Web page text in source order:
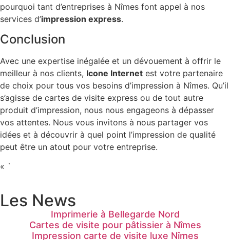
pourquoi tant d’entreprises à Nîmes font appel à nos
services d’impression express.
Conclusion
Avec une expertise inégalée et un dévouement à offrir le
meilleur à nos clients, Icone Internet est votre partenaire
de choix pour tous vos besoins d’impression à Nîmes. Qu’il
s’agisse de cartes de visite express ou de tout autre
produit d’impression, nous nous engageons à dépasser
vos attentes. Nous vous invitons à nous partager vos
idées et à découvrir à quel point l’impression de qualité
peut être un atout pour votre entreprise.
« `
Les News
Imprimerie à Bellegarde Nord
Cartes de visite pour pâtissier à Nîmes
Impression carte de visite luxe Nîmes